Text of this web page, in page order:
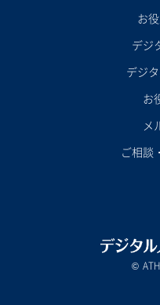
お
デジ
デジ
お
メ
ご相談
©